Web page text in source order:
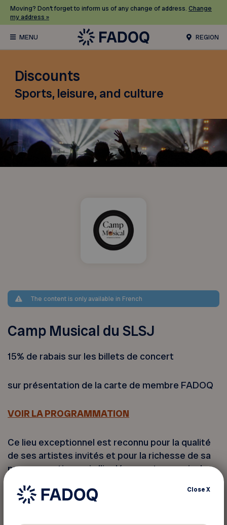
Moving? Don’t forget to inform us of any change of address. Change
my address »
REGION
Discounts
Sports, leisure, and culture
The content is only available in French
Camp Musical du SLSJ
15% de rabais sur les billets de concert
sur présentation de la carte de membre FADOQ
VOIR LA PROGRAMMATION
Ce lieu exceptionnel est reconnu pour la qualité
de ses artistes invités et pour la richesse de sa
programmation, qui allie découvertes musicales
mélomanes avertis ou simplement curieux de
vivre un moment unique, c’est l’occasion idéale
d’assister à des concerts variés dans un cadre
CloseX